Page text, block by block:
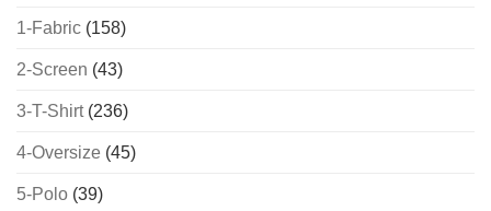
1-Fabric (158)
2-Screen (43)
3-T-Shirt(236)
4-Oversize (45)
5-Polo (39)